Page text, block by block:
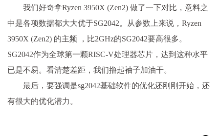
我们好奇拿Ryzen 3950X (Zen2) 做了一下对比，意料之
中是各项数据都大大优于SG2042。从参数上来说，Ryzen
3950X (Zen2) 的主频 ，比2GHz的SG2042要高很多。
SG2042作为全球第一颗RISC-V处理器芯片，达到这种水平
已是不易。看清楚差距，我们撸起袖子加油干。
最后，要强调是sg2042基础软件的优化还刚刚开始，还
有很大的优化潜力。